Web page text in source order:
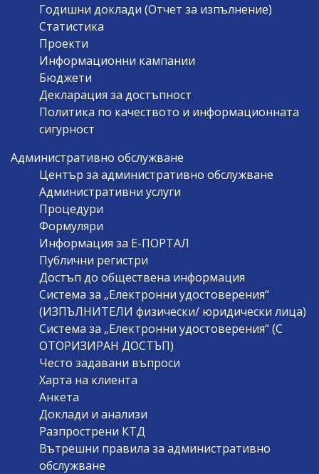
Годишни доклади (Отчет за изпълнение)
Статистика
Проекти
Информационни кампании
Бюджети
Декларация за достъпност
Политика по качеството и информационната
сигурност
Административно обслужване
Център за административно обслужване
Административни услуги
Процедури
Формуляри
Информация за Е-ПОРТАЛ
Публични регистри
Достъп до обществена информация
Система за „Електронни удостоверения“
(ИЗПЪЛНИТЕЛИ физически/ юридически лица)
Система за „Електронни удостоверения“ (С
ОТОРИЗИРАН ДОСТЪП)
Често задавани въпроси
Харта на клиента
Анкета
Доклади и анализи
Разпрострени КТД
Вътрешни правила за административно
обслужване